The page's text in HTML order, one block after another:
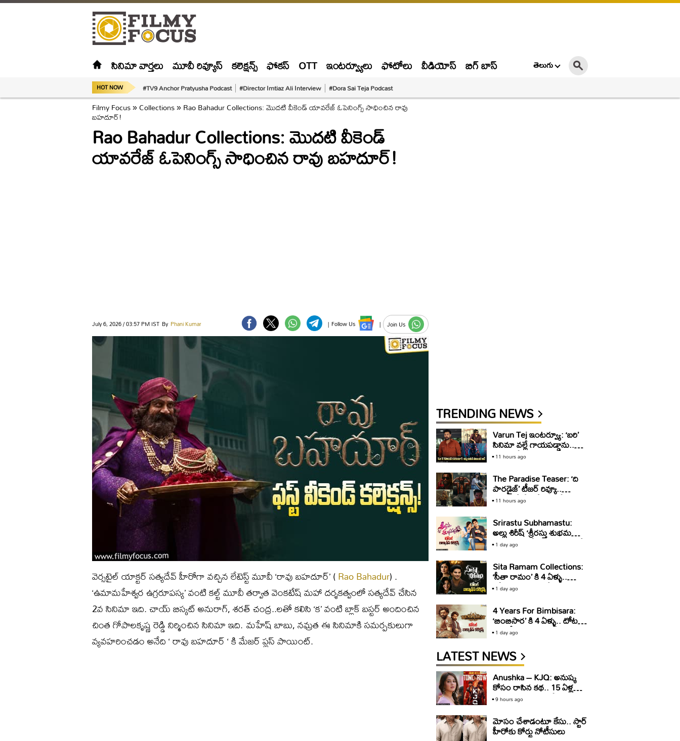
సినిమా వార్తలు మూవీ రివ్యూస్ కలెక్షన్స్ ఫోకస్ OTT ఇంటర్వ్యూలు ఫోటోలు వీడియోస్ బిగ్ బాస్ తెలుగు
HOT NOW #TV9 Anchor Pratyusha Podcast #Director Imtiaz Ali Interview #Dora Sai Teja Podcast
Filmy Focus»Collections»Rao Bahadur Collections: మొదటి వీకెండ్ యావరేజ్ ఓపెనింగ్స్ సాధించిన రావు
బహదూర్!
Rao Bahadur Collections: మొదటి వీకెండ్
యావరేజ్ ఓపెనింగ్స్ సాధించిన రావు బహదూర్!
July 6, 2026 / 03:57 PM IST By Phani Kumar | Follow Us | Join Us
వెర్సటైల్ యాక్టర్ సత్యదేవ్ హీరోగా వచ్చిన లేటెస్ట్ మూవీ ‘రావు బహదూర్’ (Rao Bahadur) .
‘ఉమామహేశ్వర ఉగ్రరూపస్య’ వంటి కల్ట్ మూవీ తర్వాత వెంకటేష్ మహా దర్శకత్వంలో సత్యదేవ్ చేసిన
2వ సినిమా ఇది. చాయ్ బిస్కట్ అనురాగ్, శరత్ చంద్ర..లతో కలిసి ‘క’ వంటి బ్లాక్ బస్టర్ అందించిన
చింత గోపాలకృష్ణ రెడ్డి నిర్మించిన సినిమా ఇది. మహేష్ బాబు, నమ్రత ఈ సినిమాకి సమర్పకులుగా
వ్యవహరించడం అనేది ‘ రావు బహదూర్ ‘ కి మేజర్ ప్లస్ పాయింట్.
TRENDING NEWS
Varun Tej ఇంటర్వ్యూ: ‘బరి’
సినిమా వల్లే గాయపడ్డాను..
వరుణ్ తేజ్ ఆసక్తికర వ్యాఖ్యలు!
11 hours ago
The Paradise Teaser: ‘ది
పారడైజ్’ టీజర్ రివ్యూ..
తగలబడే రేంజ్లో ఏమీ లేదు!
11 hours ago
Srirastu Subhamastu:
అల్లు శిరీష్ ‘శ్రీరస్తు శుభమస్తు’కి
10 ఏళ్ళు.. టోటల్ కలెక్షన్స్ ఇవే
1 day ago
Sita Ramam Collections:
‘సీతా రామం’ కి 4 ఏళ్ళు..
టోటల్ కలెక్షన్స్ ఇవే
1 day ago
4 Years For Bimbisara:
‘బింబిసార’ కి 4 ఏళ్ళు.. టోటల్
బాక్సాఫీస్ కలెక్షన్స్ ఇవే
1 day ago
LATEST NEWS
Anushka – KJQ: అనుష్క
కోసం రాసిన కథ.. 15 ఏళ్ల
తర్వాత సినిమాగా రిలీజ్‌..
9 hours ago
మోసం చేశాడంటూ కేసు.. స్టార్‌
హీరోకు కోర్టు నోటీసులు